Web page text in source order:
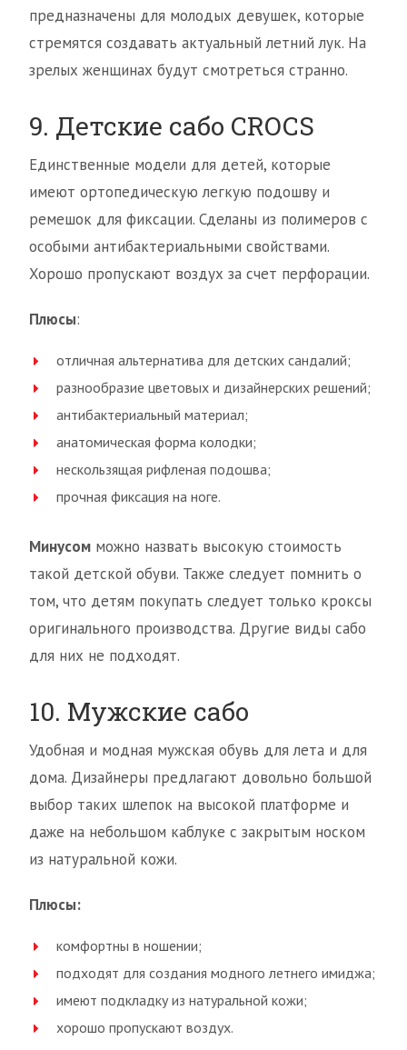
предназначены для молодых девушек, которые
стремятся создавать актуальный летний лук. На
зрелых женщинах будут смотреться странно.
9. Детские сабо CROCS
Единственные модели для детей, которые
имеют ортопедическую легкую подошву и
ремешок для фиксации. Сделаны из полимеров с
особыми антибактериальными свойствами.
Хорошо пропускают воздух за счет перфорации.
Плюсы:
отличная альтернатива для детских сандалий;
разнообразие цветовых и дизайнерских решений;
антибактериальный материал;
анатомическая форма колодки;
нескользящая рифленая подошва;
прочная фиксация на ноге.
Минусом можно назвать высокую стоимость
такой детской обуви. Также следует помнить о
том, что детям покупать следует только кроксы
оригинального производства. Другие виды сабо
для них не подходят.
10. Мужские сабо
Удобная и модная мужская обувь для лета и для
дома. Дизайнеры предлагают довольно большой
выбор таких шлепок на высокой платформе и
даже на небольшом каблуке с закрытым носком
из натуральной кожи.
Плюсы:
комфортны в ношении;
подходят для создания модного летнего имиджа;
имеют подкладку из натуральной кожи;
хорошо пропускают воздух.